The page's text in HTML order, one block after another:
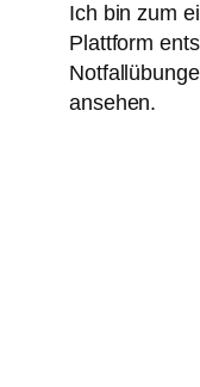
Ich bin zum
Plattform
ansehen.